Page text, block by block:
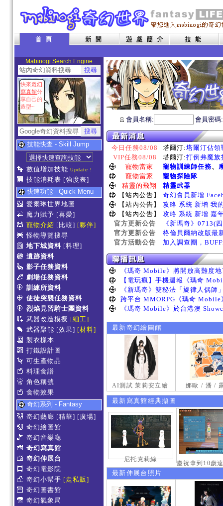
Mabinogi Search Engine
快來奇幻
寫真館分
享自己的
造型~
技能快查 - Skill Jump
數值增加技能 Update !
技能消耗表 [強度表]
快速功能 - Quick Menu
愛爾琳世界地圖
魔力賦予 [喜愛]
寵物介紹 [比較] [夥伴]
怪物導覽搜尋
地下城資料 [料理]
遺跡資料
影子任務資料
劇場任務資料
訓練所資料
使徒突襲任務資料
烈焰見習騎士團資料
武器改造模擬 [細工]
武器聚能 [效果] [材料]
製衣樣本
打鐵設計圖
可生產物品
料理食譜
角色稱號
食物效果
奇幻系列 - Fantasy
奇幻藝廊 [精華] [廣場]
奇幻繪圖館
奇幻音樂廳
奇幻寫真館
奇幻伸展台
奇幻電影院
奇幻小幫手 [走私販]
奇幻圖書館
奇幻氣象局
會員名稱: 會員密
今日任務08/08 塔爾汀:塔爾汀佔領
VIP任務08/08
塔爾汀:打倒弗魔族
寵物當家
寵物訓練師任務、
寵物當家
寵物探險隊
精靈的飛翔
精靈武器
【站內公告】
奇幻會員新增
【站內公告】
攻略 系統 新增 我
【站內公告】
攻略 系統 新增 嘉
官方更新公告
《新瑪奇》0713(
官方更新公告
格倫貝爾納改版最
官方活動公告
加入調查團，
最新奇幻繪圖館
AI測試 茉莉安立繪 娜歐 / 潘 /
最新寫真館經典擷圖
尼托克莉絲
最新伸展台照片